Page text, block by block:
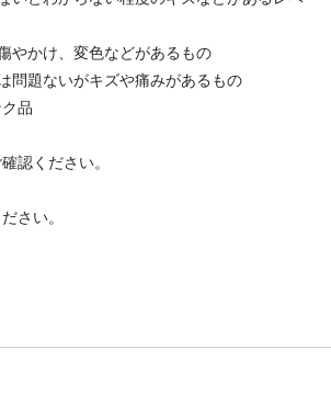
かけ、変色などがあるもの
題ないがキズや痛みがあるもの
品
認ください。
さい。